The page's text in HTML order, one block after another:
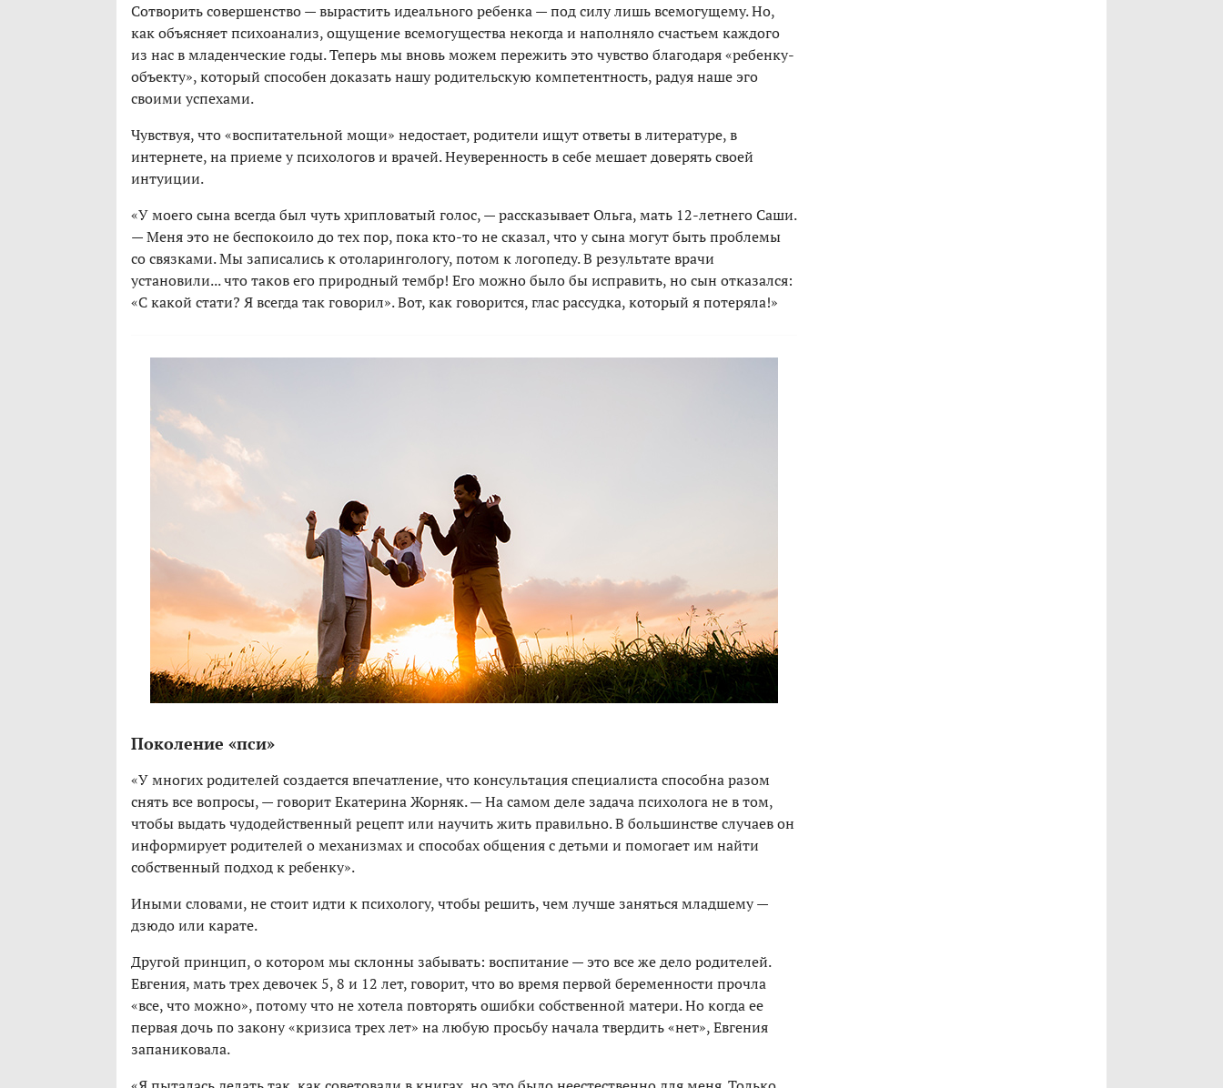
Сотворить совершенство — вырастить идеального ребенка — под силу лишь всемогущему. Но,
как объясняет психоанализ, ощущение всемогущества некогда и наполняло счастьем каждого
из нас в младенческие годы. Теперь мы вновь можем пережить это чувство благодаря «ребенку-
объекту», который способен доказать нашу родительскую компетентность, радуя наше эго
своими успехами.
Чувствуя, что «воспитательной мощи» недостает, родители ищут ответы в литературе, в
интернете, на приеме у психологов и врачей. Неуверенность в себе мешает доверять своей
интуиции.
«У моего сына всегда был чуть хрипловатый голос, — рассказывает Ольга, мать 12-летнего Саши.
— Меня это не беспокоило до тех пор, пока кто-то не сказал, что у сына могут быть проблемы
со связками. Мы записались к отоларингологу, потом к логопеду. В результате врачи
установили... что таков его природный тембр! Его можно было бы исправить, но сын отказался:
«С какой стати? Я всегда так говорил». Вот, как говорится, глас рассудка, который я потеряла!»
Поколение «пси»
«У многих родителей создается впечатление, что консультация специалиста способна разом
снять все вопросы, — говорит Екатерина Жорняк. — На самом деле задача психолога не в том,
чтобы выдать чудодейственный рецепт или научить жить правильно. В большинстве случаев он
информирует родителей о механизмах и способах общения с детьми и помогает им найти
собственный подход к ребенку».
Иными словами, не стоит идти к психологу, чтобы решить, чем лучше заняться младшему —
дзюдо или карате.
Другой принцип, о котором мы склонны забывать: воспитание — это все же дело родителей.
Евгения, мать трех девочек 5, 8 и 12 лет, говорит, что во время первой беременности прочла
«все, что можно», потому что не хотела повторять ошибки собственной матери. Но когда ее
первая дочь по закону «кризиса трех лет» на любую просьбу начала твердить «нет», Евгения
запаниковала.